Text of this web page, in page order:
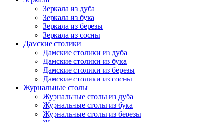
Зеркала из дуба
Зеркала из бука
Зеркала из березы
Зеркала из сосны
Дамские столики
Дамские столики из дуба
Дамские столики из бука
Дамские столики из березы
Дамские столики из сосны
Журнальные столы
Журнальные столы из дуба
Журнальные столы из бука
Журнальные столы из березы